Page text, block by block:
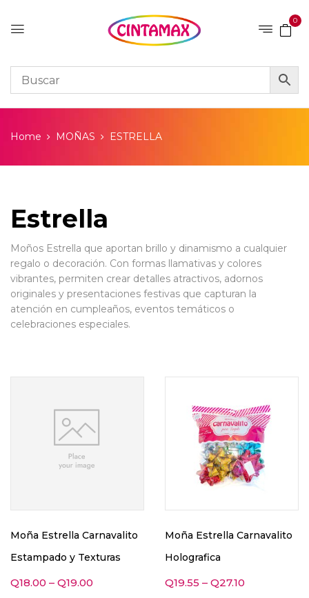
0
Home MOÑAS ESTRELLA
Estrella
Moños Estrella que aportan brillo y dinamismo a cualquier
regalo o decoración. Con formas llamativas y colores
vibrantes, permiten crear detalles atractivos, adornos
originales y presentaciones festivas que capturan la
atención en cumpleaños, eventos temáticos o
celebraciones especiales.
Moña Estrella Carnavalito
Estampado y Texturas
Q18.00 – Q19.00
Moña Estrella Carnavalito
Holografica
Q19.55 – Q27.10